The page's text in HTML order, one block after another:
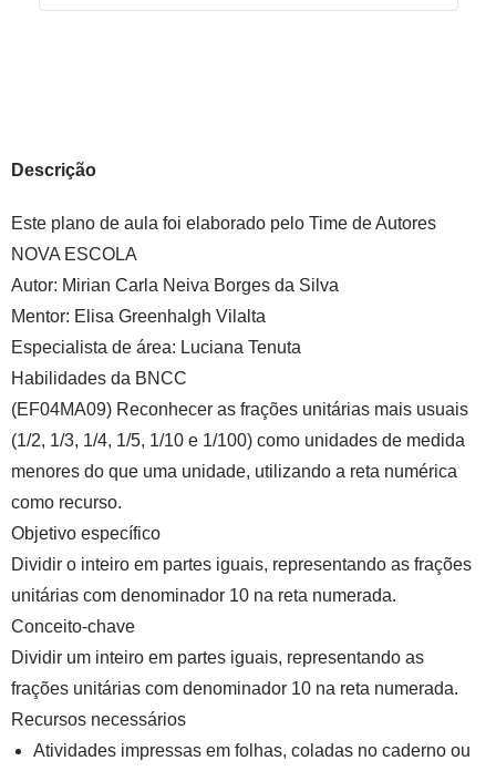
Descrição
Este plano de aula foi elaborado pelo Time de Autores
NOVA ESCOLA
Autor: Mirian Carla Neiva Borges da Silva
Mentor: Elisa Greenhalgh Vilalta
Especialista de área: Luciana Tenuta
Habilidades da BNCC
(EF04MA09) Reconhecer as frações unitárias mais usuais
(1/2, 1/3, 1/4, 1/5, 1/10 e 1/100) como unidades de medida
menores do que uma unidade, utilizando a reta numérica
como recurso.
Objetivo específico
Dividir o inteiro em partes iguais, representando as frações
unitárias com denominador 10 na reta numerada.
Conceito-chave
Dividir um inteiro em partes iguais, representando as
frações unitárias com denominador 10 na reta numerada.
Recursos necessários
Atividades impressas em folhas, coladas no caderno ou